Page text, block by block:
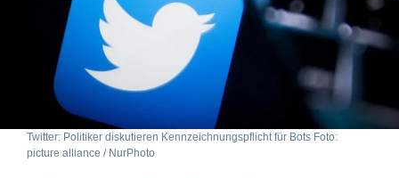
Twitter: Politiker diskutieren Kennzeichnungspflicht für Bots Foto:
picture alliance / NurPhoto